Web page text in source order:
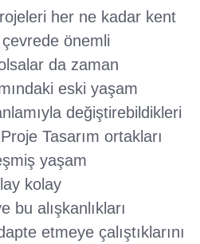
her ne kadar kent
önemli
da zaman
eski yaşam
değiştirebildikleri
Tasarım ortakları
yaşam
kolay
bu alışkanlıkları
etmeye çalıştıklarını